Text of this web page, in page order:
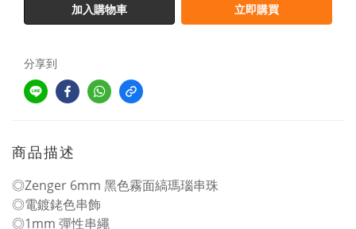
加入購物車 立即購買
分享到
商品描述
◎Zenger 6mm 黑色霧面縞瑪瑙串珠
◎電鍍銠色串飾
◎1mm 彈性串繩